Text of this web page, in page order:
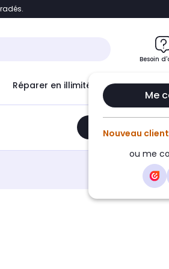
Accéder directement au chatbot
Besoin
Me
Nouveau client
ou me
Réparer en illimité avec Le Club
Ajouter au